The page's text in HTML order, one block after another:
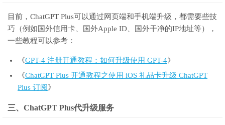
目前，ChatGPT Plus可以通过网页端和手机端升级，都需要些技
巧（例如国外信用卡、国外Apple ID、国外干净的IP地址等），
一些教程可以参考：
《GPT-4 注册开通教程：如何升级使用 GPT-4》
《ChatGPT Plus 开通教程之使用 iOS 礼品卡升级 ChatGPT
Plus 订阅》
三、ChatGPT Plus代升级服务